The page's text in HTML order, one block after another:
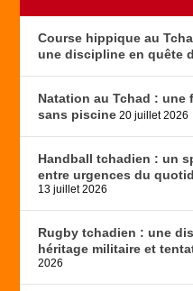
Course hippique au
une discipline en quête
Natation au Tchad :
sans piscine 20 juillet 2026
Handball tchadien : un
entre urgences du
13 juillet 2026
Rugby tchadien : une
héritage militaire et
2026